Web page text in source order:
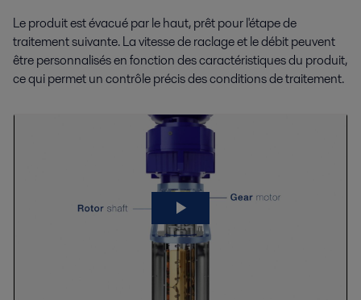
Le produit est évacué par le haut, prêt pour l'étape de
traitement suivante. La vitesse de raclage et le débit peuvent
être personnalisés en fonction des caractéristiques du produit,
ce qui permet un contrôle précis des conditions de traitement.